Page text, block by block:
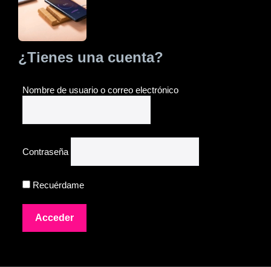
¿Tienes una cuenta?
Nombre de usuario o correo electrónico
Contraseña
Recuérdame